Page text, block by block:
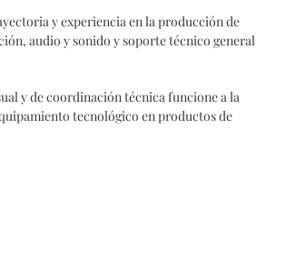
y experiencia en la producción de
audio y sonido y soporte técnico general
y de coordinación técnica funcione a la
tecnológico en productos de